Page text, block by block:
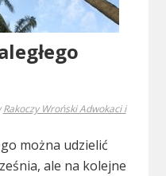
Rakoczy Wroński Adwokaci i
można udzielić
ale na kolejne